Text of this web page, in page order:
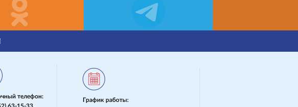
телефон:
График работы: